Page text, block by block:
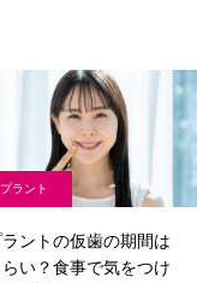
ラント
ントの仮歯の期間は
らい？食事で気をつけ